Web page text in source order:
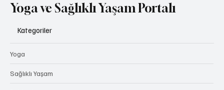
Yoga ve Sağlıklı Yaşam Portalı
Kategoriler
Yoga
Sağlıklı Yaşam